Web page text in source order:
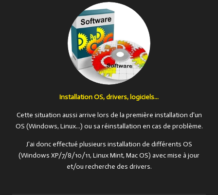
Installation OS, drivers, logiciels...
Cette situation aussi arrive lors de la première installation d'un
OS (Windows, Linux...) ou sa réinstallation en cas de problème.
J'ai donc effectué plusieurs installation de différents OS
(Windows XP/7/8/10/11, Linux Mint, Mac OS) avec mise à jour
et/ou recherche des drivers.